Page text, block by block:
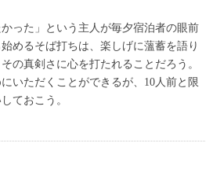
った」という主人が毎夕宿泊者の眼前
めるそば打ちは、楽しげに薀蓄を語り
の真剣さに心を打たれることだろう。
いただくことができるが、10人前と限
ておこう。